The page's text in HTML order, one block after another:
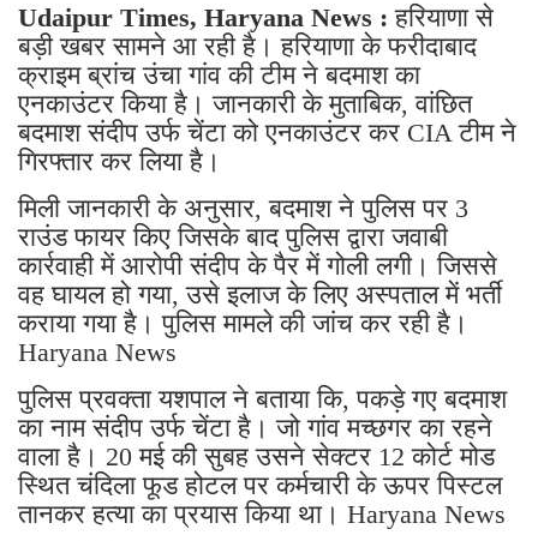
Udaipur Times, Haryana News : हरियाणा से
बड़ी खबर सामने आ रही है। हरियाणा के फरीदाबाद
क्राइम ब्रांच उंचा गांव की टीम ने बदमाश का
एनकाउंटर किया है। जानकारी के मुताबिक, वांछित
बदमाश संदीप उर्फ चेंटा को एनकाउंटर कर CIA टीम ने
गिरफ्तार कर लिया है।
मिली जानकारी के अनुसार, बदमाश ने पुलिस पर 3
राउंड फायर किए जिसके बाद पुलिस द्वारा जवाबी
कार्रवाही में आरोपी संदीप के पैर में गोली लगी। जिससे
वह घायल हो गया, उसे इलाज के लिए अस्पताल में भर्ती
कराया गया है। पुलिस मामले की जांच कर रही है।
Haryana News
पुलिस प्रवक्ता यशपाल ने बताया कि, पकड़े गए बदमाश
का नाम संदीप उर्फ चेंटा है। जो गांव मच्छगर का रहने
वाला है। 20 मई की सुबह उसने सेक्टर 12 कोर्ट मोड
स्थित चंदिला फूड होटल पर कर्मचारी के ऊपर पिस्टल
तानकर हत्या का प्रयास किया था। Haryana News